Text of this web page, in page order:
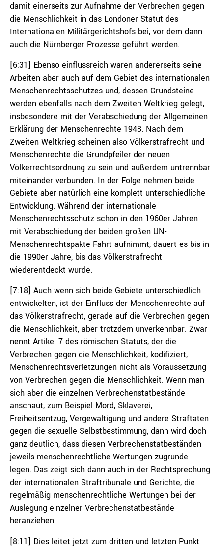
damit einerseits zur Aufnahme der Verbrechen gegen
die Menschlichkeit in das Londoner Statut des
Internationalen Militärgerichtshofs bei, vor dem dann
auch die Nürnberger Prozesse geführt werden.
[6:31] Ebenso einflussreich waren andererseits seine
Arbeiten aber auch auf dem Gebiet des internationalen
Menschenrechtsschutzes und, dessen Grundsteine
werden ebenfalls nach dem Zweiten Weltkrieg gelegt,
insbesondere mit der Verabschiedung der Allgemeinen
Erklärung der Menschenrechte 1948. Nach dem
Zweiten Weltkrieg scheinen also Völkerstrafrecht und
Menschenrechte die Grundpfeiler der neuen
Völkerrechtsordnung zu sein und außerdem untrennbar
miteinander verbunden. In der Folge nehmen beide
Gebiete aber natürlich eine komplett unterschiedliche
Entwicklung. Während der internationale
Menschenrechtsschutz schon in den 1960er Jahren
mit Verabschiedung der beiden großen UN-
Menschenrechtspakte Fahrt aufnimmt, dauert es bis in
die 1990er Jahre, bis das Völkerstrafrecht
wiederentdeckt wurde.
[7:18] Auch wenn sich beide Gebiete unterschiedlich
entwickelten, ist der Einfluss der Menschenrechte auf
das Völkerstrafrecht, gerade auf die Verbrechen gegen
die Menschlichkeit, aber trotzdem unverkennbar. Zwar
nennt Artikel 7 des römischen Statuts, der die
Verbrechen gegen die Menschlichkeit, kodifiziert,
Menschenrechtsverletzungen nicht als Voraussetzung
von Verbrechen gegen die Menschlichkeit. Wenn man
sich aber die einzelnen Verbrechenstatbestände
anschaut, zum Beispiel Mord, Sklaverei,
Freiheitsentzug, Vergewaltigung und andere Straftaten
gegen die sexuelle Selbstbestimmung, dann wird doch
ganz deutlich, dass diesen Verbrechenstatbeständen
jeweils menschenrechtliche Wertungen zugrunde
legen. Das zeigt sich dann auch in der Rechtsprechung
der internationalen Straftribunale und Gerichte, die
regelmäßig menschenrechtliche Wertungen bei der
Auslegung einzelner Verbrechenstatbestände
heranziehen.
[8:11] Dies leitet jetzt zum dritten und letzten Punkt